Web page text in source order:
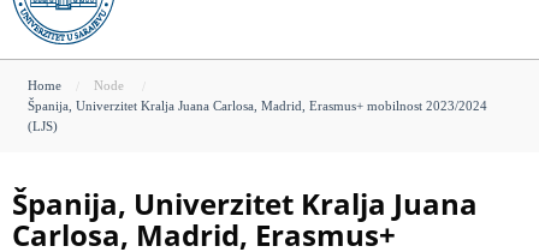
You
are
Home
Node
Španija, Univerzitet Kralja Juana Carlosa, Madrid, Erasmus+ mobilnost 2023/2024
(LJS)
Španija, Univerzitet Kralja Juana
Carlosa, Madrid, Erasmus+